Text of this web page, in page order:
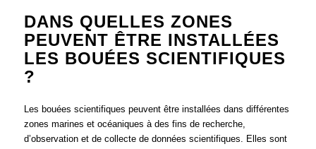
DANS QUELLES ZONES
PEUVENT ÊTRE INSTALLÉES
LES BOUÉES SCIENTIFIQUES
?
Les bouées scientifiques peuvent être installées dans différentes
zones marines et océaniques à des fins de recherche,
d’observation et de collecte de données scientifiques. Elles sont